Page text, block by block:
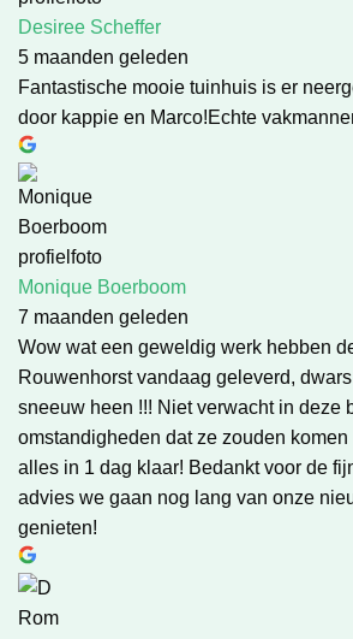
Desiree Scheffer
5 maanden geleden
Fantastische mooie tuinhuis is er
door kappie en Marco!Echte
Monique Boerboom
7 maanden geleden
Wow wat een geweldig werk hebben
Rouwenhorst vandaag geleverd,
sneeuw heen !!! Niet verwacht in deze
omstandigheden dat ze zouden
alles in 1 dag klaar! Bedankt voor de
advies we gaan nog lang van onze
genieten!